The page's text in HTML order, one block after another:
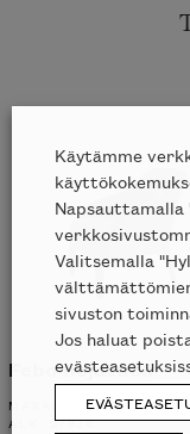
Febo nojatuoli
MAXALTO
ALK. 2783€
Käytämme
Napsauttamalla
Valitsemalla
sivuston
Jos haluat